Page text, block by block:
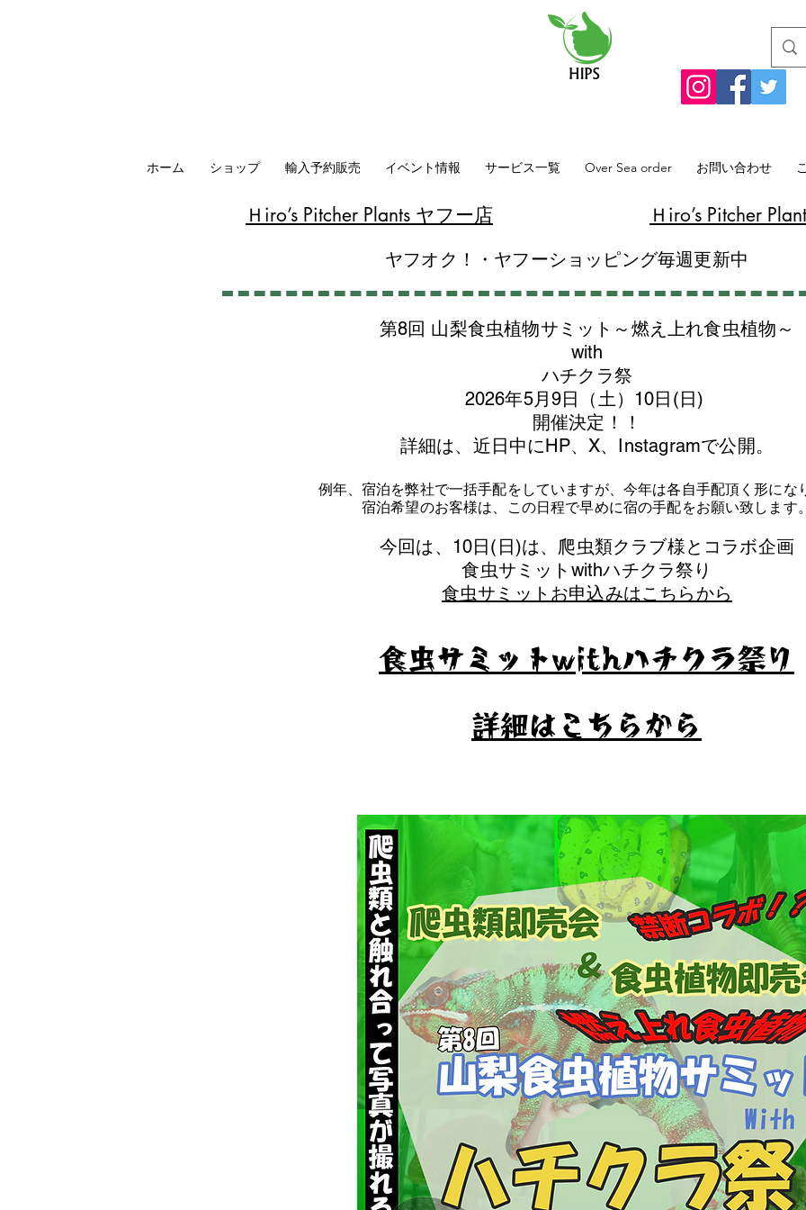
ホーム ショップ 輸入予約販売 イベント情報 サービス一覧 Over Sea order お問い合わせ
​Ｈiro’s Pitcher Plants ヤフー店 Ｈiro’s Pitcher
ヤフオク！・ヤフーショッピング毎週更新中
第8回 山梨食虫植物サミット～燃え上れ食虫植物～
with
​ハチクラ祭
2026年5月9日（土）10日(日)
​開催決定！！
詳細は、近日中にHP、X、Instagramで公開。
例年、宿泊を弊社で一括手配をしていますが、今年は各自手配頂く形にな
​宿泊希望のお客様は、この日程で早めに宿の手配をお願い致します。
​今回は、10日(日)は、爬虫類クラブ様とコラボ企画
​食虫サミットwithハチクラ祭り
食虫サミットお申込みはこちらから
食虫サミットwithハチクラ祭り
​詳細はこちらから